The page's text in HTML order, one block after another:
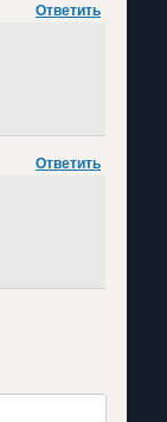
Ответить
Ответить